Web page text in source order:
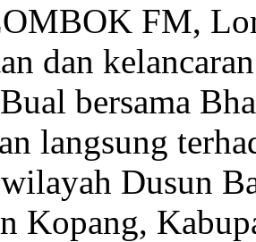
FM,
dan
bersama
langsung
Dusun
Kopang,